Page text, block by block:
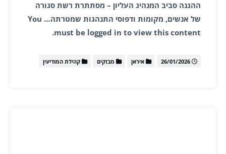
ההגנה סביב המנהיג העליון – מסתתרת רשת סגורה
של אנשים, מקומות ודפוסי התנהגות שמטרתה… You
must be logged in to view this content.
26/01/2026 איראן מבזקים קהילת המודיעין